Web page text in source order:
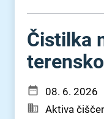
Čistilka
08. 6. 2026
Aktiva